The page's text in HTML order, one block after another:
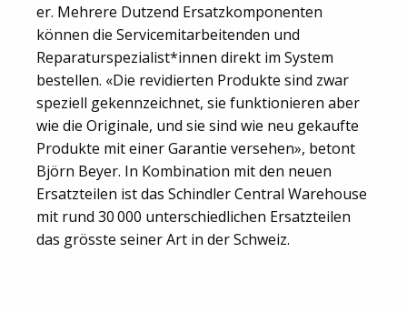
er. Mehrere Dutzend Ersatzkomponenten
können die Servicemitarbeitenden und
Reparaturspezialist*innen direkt im System
bestellen. «Die revidierten Produkte sind zwar
speziell gekennzeichnet, sie funktionieren aber
wie die Originale, und sie sind wie neu gekaufte
Produkte mit einer Garantie versehen», betont
Björn Beyer. In Kombination mit den neuen
Ersatzteilen ist das Schindler Central Warehouse
mit rund 30 000 unterschiedlichen Ersatzteilen
das grösste seiner Art in der Schweiz.